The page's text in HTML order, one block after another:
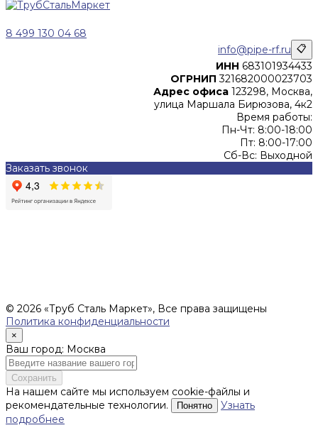
8 499 130 04 68
info@pipe-rf.ru 📋
ИНН 683101934433
ОГРНИП 321682000023703
Адрес офиса 123298, Москва,
улица Маршала Бирюзова, 4к2
Время работы:
Пн-Чт: 8:00-18:00
Пт: 8:00-17:00
Сб-Вс: Выходной
Заказать звонок
© 2026 «Труб Сталь Маркет», Все права защищены
Политика конфиденциальности
×
Ваш город: Москва
Сохранить
На нашем сайте мы используем cookie-файлы и
рекомендательные технологии.
Понятно
Узнать
подробнее